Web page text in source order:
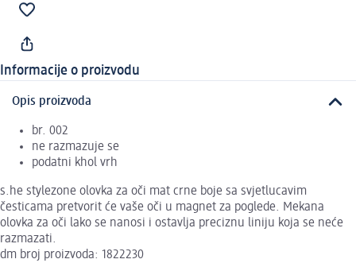
Informacije o proizvodu
Opis proizvoda
br. 002
ne razmazuje se
podatni khol vrh
s.he stylezone olovka za oči mat crne boje sa svjetlucavim
česticama pretvorit će vaše oči u magnet za poglede. Mekana
olovka za oči lako se nanosi i ostavlja preciznu liniju koja se neće
razmazati.
dm broj proizvoda: 1822230